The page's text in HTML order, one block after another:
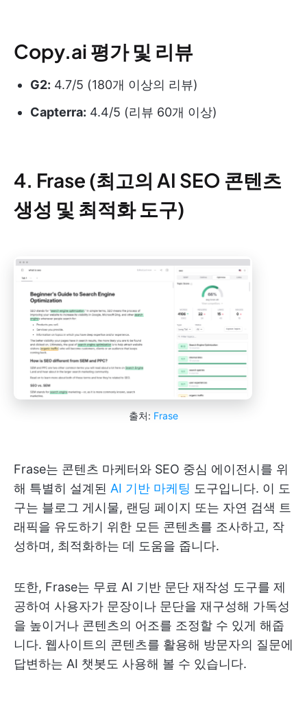
Copy.ai 평가 및 리뷰
G2: 4.7/5 (180개 이상의 리뷰)
Capterra: 4.4/5 (리뷰 60개 이상)
4. Frase (최고의 AI SEO 콘텐츠
생성 및 최적화 도구)
출처: Frase
Frase는 콘텐츠 마케터와 SEO 중심 에이전시를 위
해 특별히 설계된 AI 기반 마케팅 도구입니다. 이 도
구는 블로그 게시물, 랜딩 페이지 또는 자연 검색 트
래픽을 유도하기 위한 모든 콘텐츠를 조사하고, 작
성하며, 최적화하는 데 도움을 줍니다.
또한, Frase는 무료 AI 기반 문단 재작성 도구를 제
공하여 사용자가 문장이나 문단을 재구성해 가독성
을 높이거나 콘텐츠의 어조를 조정할 수 있게 해줍
니다. 웹사이트의 콘텐츠를 활용해 방문자의 질문에
답변하는 AI 챗봇도 사용해 볼 수 있습니다.